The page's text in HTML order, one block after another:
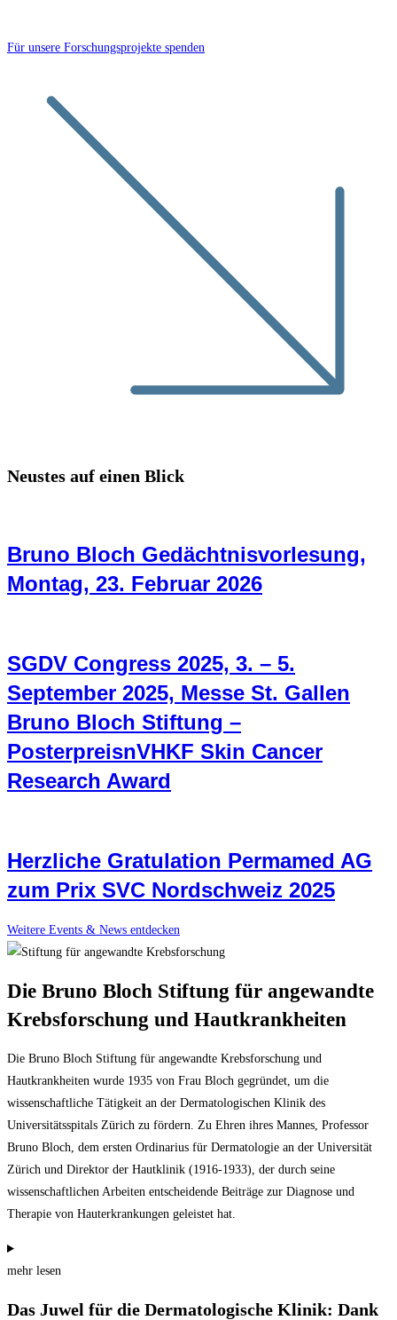
Für unsere Forschungsprojekte spenden
Neustes auf einen Blick
Bruno Bloch Gedächtnisvorlesung,
Montag, 23. Februar 2026
SGDV Congress 2025, 3. – 5.
September 2025, Messe St. Gallen
Bruno Bloch Stiftung –
PosterpreisnVHKF Skin Cancer
Research Award
Herzliche Gratulation Permamed AG
zum Prix SVC Nordschweiz 2025
Weitere Events & News entdecken
Die Bruno Bloch Stiftung für angewandte
Krebsforschung und Hautkrankheiten
Die Bruno Bloch Stiftung für angewandte Krebsforschung und
Hautkrankheiten wurde 1935 von Frau Bloch gegründet, um die
wissenschaftliche Tätigkeit an der Dermatologischen Klinik des
Universitätsspitals Zürich zu fördern. Zu Ehren ihres Mannes, Professor
Bruno Bloch, dem ersten Ordinarius für Dermatologie an der Universität
Zürich und Direktor der Hautklinik (1916-1933), der durch seine
wissenschaftlichen Arbeiten entscheidende Beiträge zur Diagnose und
Therapie von Hauterkrankungen geleistet hat.
mehr lesen
Das Juwel für die Dermatologische Klinik: Dank